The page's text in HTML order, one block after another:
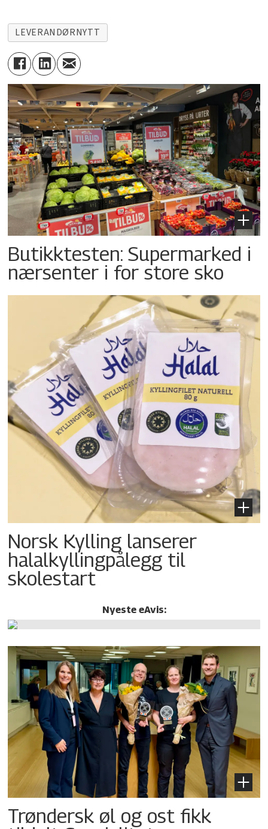
LEVERANDØRNYTT
Butikktesten: Supermarked i
nærsenter i for store sko
Norsk Kylling lanserer
halalkylling­pålegg til
skolestart
Nyeste eAvis:
Trøndersk øl og ost fikk